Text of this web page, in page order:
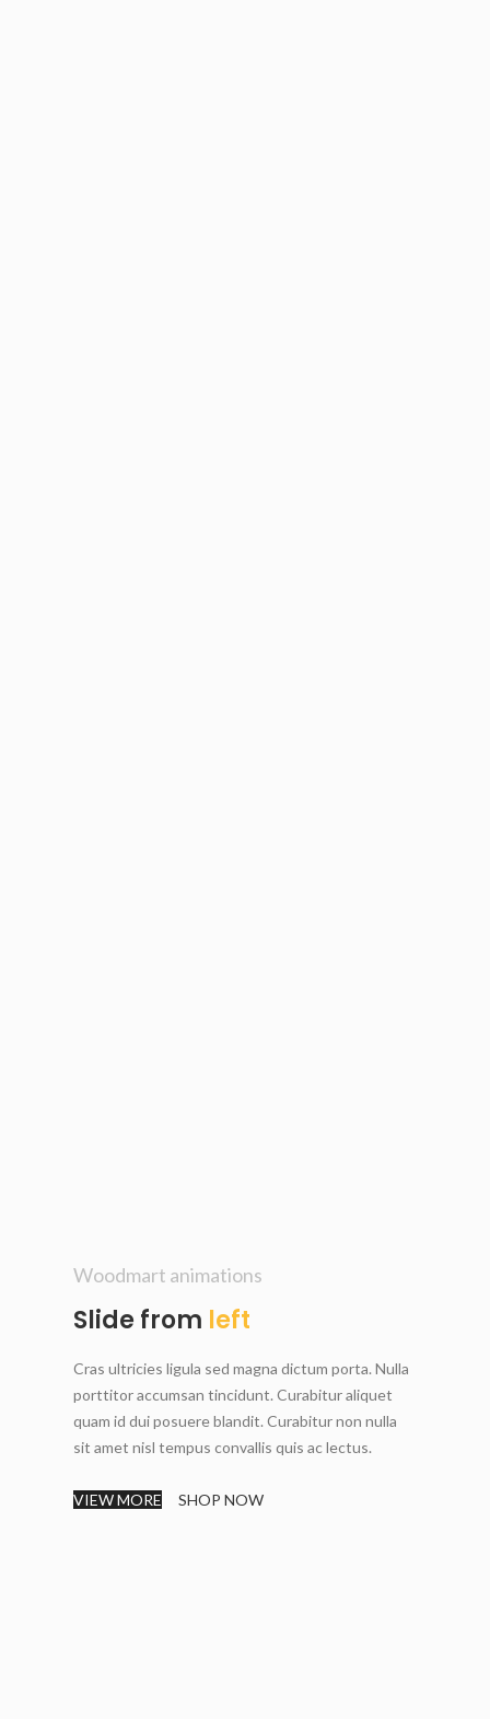
Woodmart animations
Slide from left
Cras ultricies ligula sed magna dictum porta. Nulla
porttitor accumsan tincidunt. Curabitur aliquet
quam id dui posuere blandit. Curabitur non nulla
sit amet nisl tempus convallis quis ac lectus.
VIEW MORE SHOP NOW